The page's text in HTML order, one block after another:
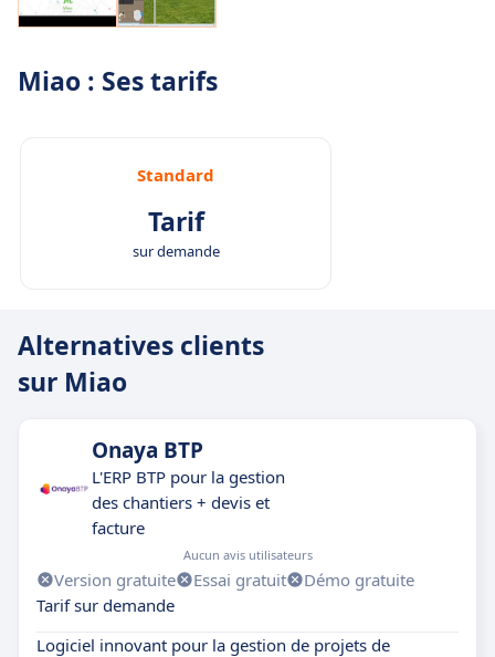
Miao : Ses tarifs
Standard
Tarif
sur demande
Alternatives clients
sur Miao
Onaya BTP
L'ERP BTP pour la gestion
des chantiers + devis et
facture
Aucun avis utilisateurs
Version gratuite Essai gratuit
Démo gratuite
Tarif sur demande
Logiciel innovant pour la gestion de projets de